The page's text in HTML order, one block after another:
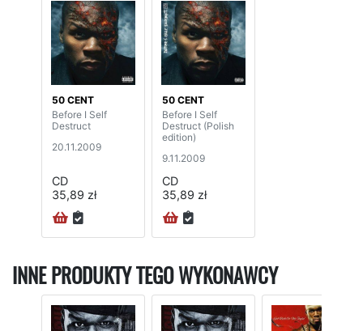
50 CENT
Before I Self
Destruct
20.11.2009
CD
35,89 zł
50 CENT
Before I Self
Destruct (Polish
edition)
9.11.2009
CD
35,89 zł
INNE PRODUKTY TEGO WYKONAWCY